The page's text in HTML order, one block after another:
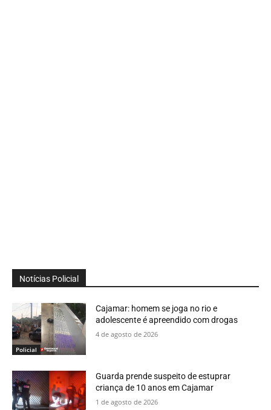
Notícias Policial
Policial
Cajamar: homem se joga no rio e
adolescente é apreendido com drogas
4 de agosto de 2026
Guarda prende suspeito de estuprar
criança de 10 anos em Cajamar
1 de agosto de 2026